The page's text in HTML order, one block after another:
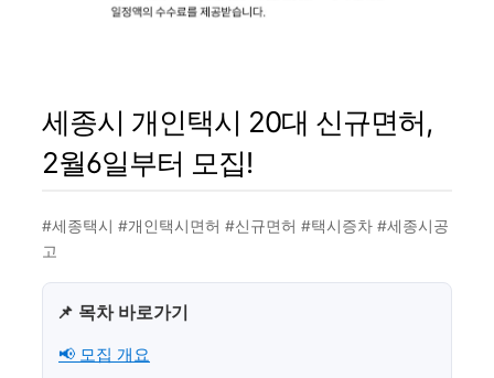
세종시 개인택시 20대 신규면허,
2월6일부터 모집!
#세종택시 #개인택시면허 #신규면허 #택시증차 #세종시공
고
📌 목차 바로가기
📢 모집 개요